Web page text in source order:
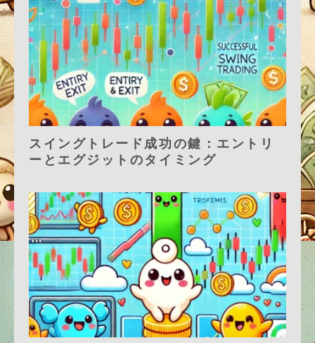
スイングトレード成功の鍵：エントリ
ーとエグジットのタイミング